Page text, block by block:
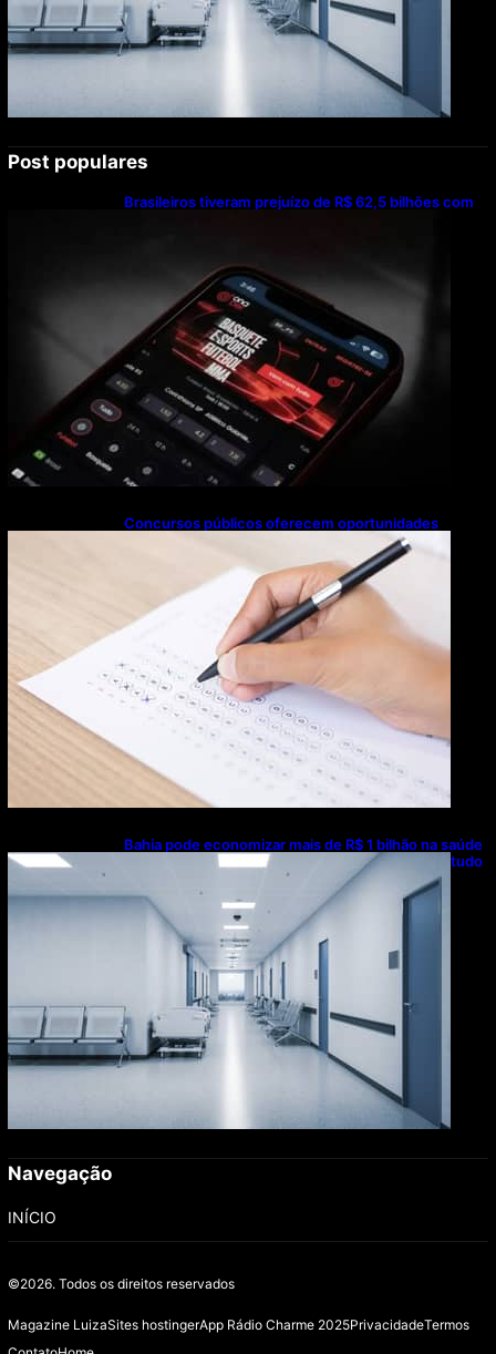
Post populares
Brasileiros tiveram prejuízo de R$ 62,5 bilhões com
Concursos públicos oferecem oportunidades
Bahia pode economizar mais de R$ 1 bilhão na saúde
com universalização do saneamento, aponta estudo
Navegação
INÍCIO
©2026. Todos os direitos reservados
Magazine LuizaSites hostingerApp Rádio Charme 2025PrivacidadeTermos